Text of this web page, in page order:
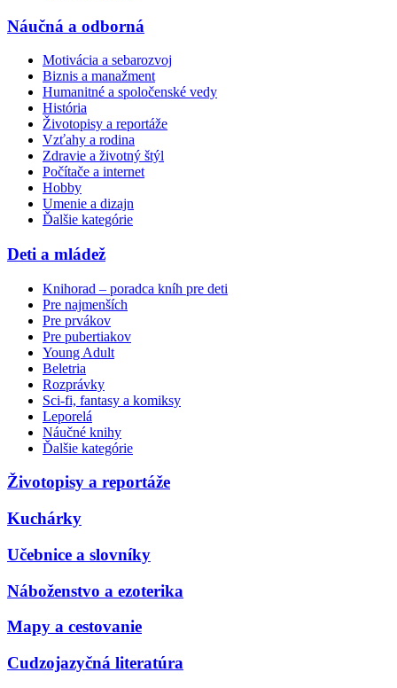
Náučná a odborná
Motivácia a sebarozvoj
Biznis a manažment
Humanitné a spoločenské vedy
História
Životopisy a reportáže
Vzťahy a rodina
Zdravie a životný štýl
Počítače a internet
Hobby
Umenie a dizajn
Ďalšie kategórie
Deti a mládež
Knihorad – poradca kníh pre deti
Pre najmenších
Pre prvákov
Pre pubertiakov
Young Adult
Beletria
Rozprávky
Sci-fi, fantasy a komiksy
Leporelá
Náučné knihy
Ďalšie kategórie
Životopisy a reportáže
Kuchárky
Učebnice a slovníky
Náboženstvo a ezoterika
Mapy a cestovanie
Cudzojazyčná literatúra